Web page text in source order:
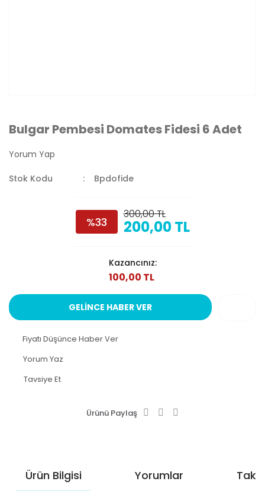
Bulgar Pembesi Domates Fidesi 6 Adet
Yorum Yap
Stok Kodu Bpdofide
%33
300,00 TL
200,00 TL
Kazancınız:
100,00 TL
GELİNCE HABER VER
Fiyatı Düşünce Haber Ver
Yorum Yaz
Tavsiye Et
Ürünü Paylaş
Ürün Bilgisi Yorumlar